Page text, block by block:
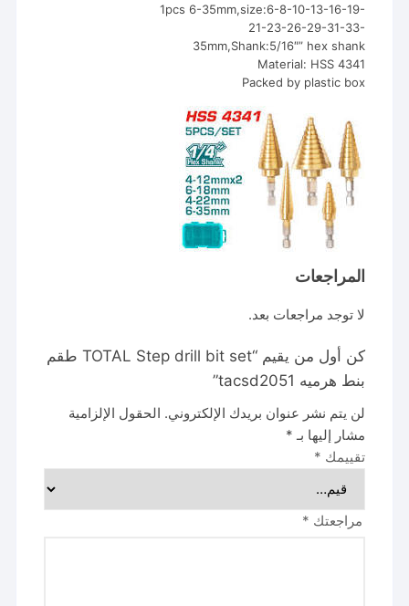
1pcs 6-35mm,size:6-8-10-13-16-19-
21-23-26-29-31-33-
35mm,Shank:5/16″” hex shank
Material: HSS 4341
Packed by plastic box
المراجعات
لا توجد مراجعات بعد.
كن أول من يقيم “TOTAL Step drill bit set طقم
بنط هرميه tacsd2051”
لن يتم نشر عنوان بريدك الإلكتروني. الحقول الإلزامية
مشار إليها بـ *
تقييمك *
مراجعتك *